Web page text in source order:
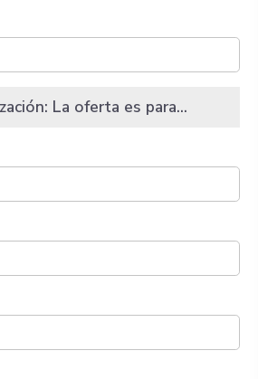
La oferta es para...